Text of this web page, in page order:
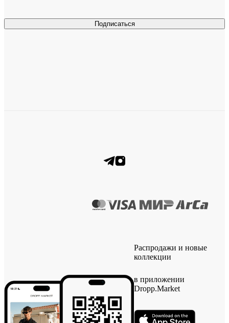
Подписаться
Распродажи и новые
коллекции
в приложении
Dropp.Market